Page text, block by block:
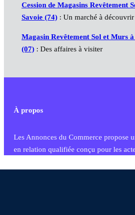
Cession de Magasins Revêtement
Savoie (74): Un marché à découvrir
Magasin Revêtement Sol et Murs
(07): Des affaires à visiter
À propos
Les Annonces du Commerce propose
en relation qualifiée conçu pour les
commercial et les collectivités